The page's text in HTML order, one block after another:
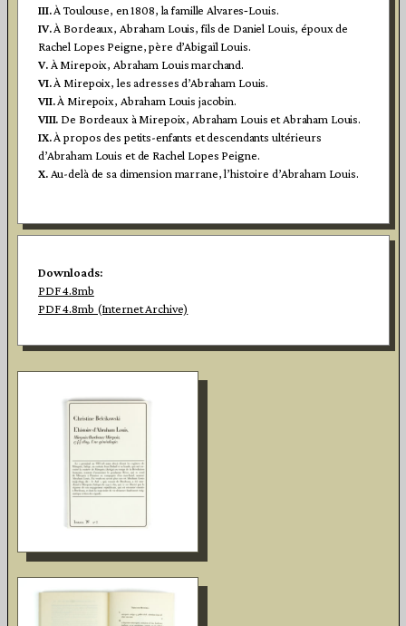
III.À Toulouse, en 1808, la famille Alvares‑Louis.
IV.À Bordeaux, Abraham Louis, fils de Daniel Louis, époux de
Rachel Lopes Peigne, père d’Abigaïl Louis.
V. À Mirepoix, Abraham Louis marchand.
VI.À Mirepoix, les adresses d’Abraham Louis.
VII.À Mirepoix, Abraham Louis jacobin.
VIII. De Bordeaux à Mirepoix, Abraham Louis et Abraham Louis.
IX.À propos des petits-enfants et descendants ultérieurs
d’Abraham Louis et de Rachel Lopes Peigne.
X.Au-delà de sa dimension marrane, l’histoire d’Abraham Louis.
Downloads:
PDF 4.8mb
PDF 4.8mb (Internet Archive)